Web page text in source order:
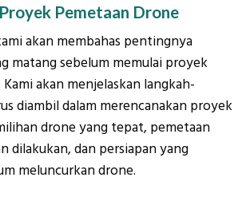
Pemetaan Drone
akan membahas pentingnya
matang sebelum memulai proyek
akan menjelaskan langkah-
diambil dalam merencanakan proyek
drone yang tepat, pemetaan
dilakukan, dan persiapan yang
meluncurkan drone.